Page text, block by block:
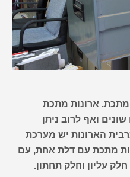
ארונות מתכת
ואף לרוב ניתן
הארונות יש מערכת
מתכת עם דלת אחת, עם
עליון וחלק תחתון.